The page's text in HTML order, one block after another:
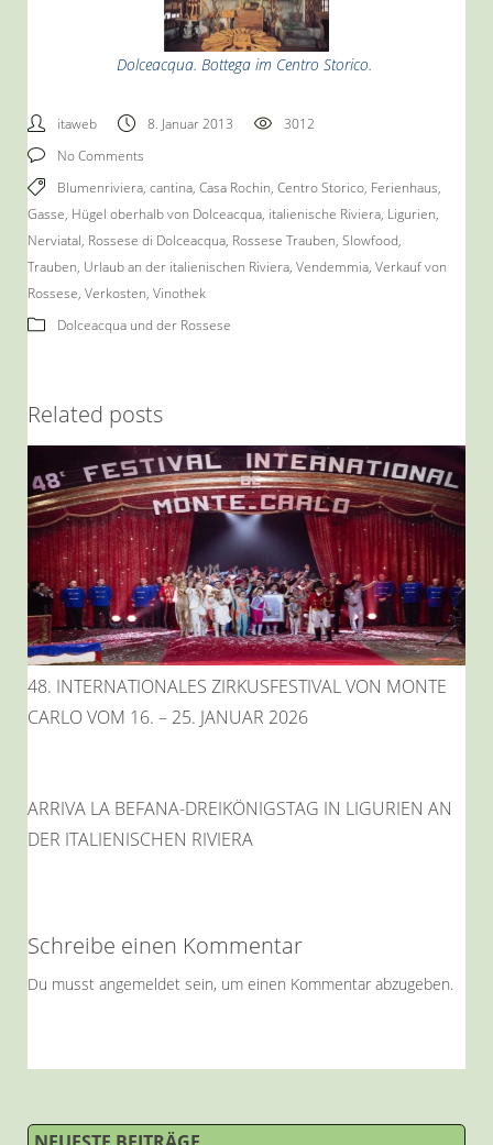
Dolceacqua. Bottega im Centro Storico.
itaweb 8. Januar 2013
3012
No Comments
Blumenriviera, cantina, Casa Rochin, Centro Storico, Ferienhaus,
Gasse, Hügel oberhalb von Dolceacqua, italienische Riviera, Ligurien,
Nerviatal, Rossese di Dolceacqua, Rossese Trauben, Slowfood,
Trauben, Urlaub an der italienischen Riviera, Vendemmia, Verkauf von
Rossese, Verkosten, Vinothek
Dolceacqua und der Rossese
Related posts
48. INTERNATIONALES ZIRKUSFESTIVAL VON MONTE
CARLO VOM 16. – 25. JANUAR 2026
ARRIVA LA BEFANA-DREIKÖNIGSTAG IN LIGURIEN AN
DER ITALIENISCHEN RIVIERA
Schreibe einen Kommentar
Du musst angemeldet sein, um einen Kommentar abzugeben.